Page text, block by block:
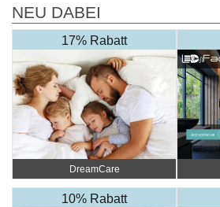
NEU DABEI
17% Rabatt
DreamCare
10% Rabatt